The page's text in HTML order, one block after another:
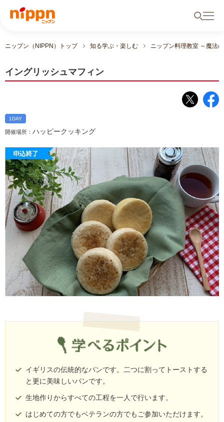
ニップン（NIPPN）トップ 知る学ぶ・楽しむ ニップン料理教室 ～魔法
イングリッシュマフィン
1DAY
開催場所： ハッピークッキング
イギリスの伝統的なパンです。二つに割ってトーストする
と更に美味しいパンです。
生地作りからすべての工程を一人で行います。
はじめての方でもベテランの方でもご参加いただけます。